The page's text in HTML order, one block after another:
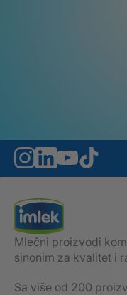
Mlečni proizvodi
sinonim za kvalitet i
Sa više od 200